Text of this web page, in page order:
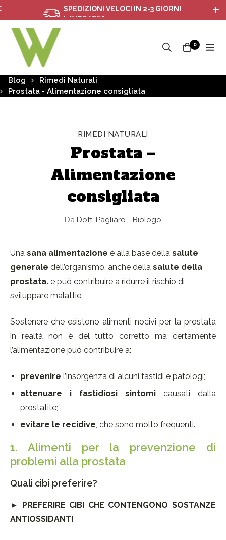
SPEDIZIONI VELOCI IN 2-3 GIORNI
LAVORATIVI
0
Blog
Rimedi Naturali
Prostata - Alimentazione consigliata
RIMEDI NATURALI
Prostata –
Alimentazione
consigliata
Da Dott. Pagliaro - Biologo
Una sana alimentazione è alla base della salute
generale dell’organismo, anche della salute della
prostata. e può contribuire a ridurre il rischio di
sviluppare malattie.
Sostenere che esistono alimenti nocivi per la prostata
in realtà non è del tutto corretto ma certamente
l’alimentazione può contribuire a:
prevenire l’insorgenza di alcuni fastidi e patologi;
attenuare i fastidiosi sintomi causati dalla
prostatite;
evitare le recidive, che sono molto frequenti.
1. Alimenti per la prevenzione di
problemi alla prostata
Quali cibi preferire?
►
PREFERIRE CIBI CHE CONTENGONO SOSTANZE
ANTIOSSIDANTI